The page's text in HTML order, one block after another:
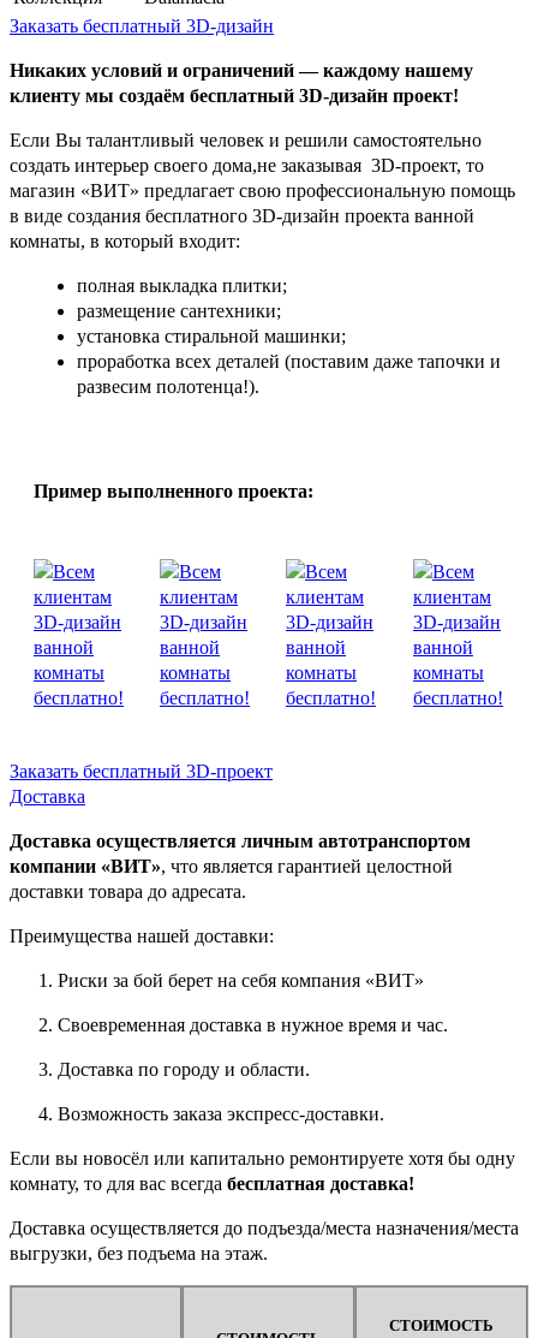
Заказать бесплатный 3D-дизайн
Никаких условий и ограничений — каждому нашему
клиенту мы создаём бесплатный 3D-дизайн проект!
Если Вы талантливый человек и решили самостоятельно
создать интерьер своего дома,не заказывая 3D-проект, то
магазин «ВИТ» предлагает свою профессиональную помощь
в виде создания бесплатного 3D-дизайн проекта ванной
комнаты, в который входит:
полная выкладка плитки;
размещение сантехники;
установка стиральной машинки;
проработка всех деталей (поставим даже тапочки и
развесим полотенца!).
Пример выполненного проекта:
Заказать бесплатный 3D-проект
Доставка
Доставка осуществляется личным автотранспортом
компании «ВИТ», что является гарантией целостной
доставки товара до адресата.
Преимущества нашей доставки:
Риски за бой берет на себя компания «ВИТ»
Своевременная доставка в нужное время и час.
Доставка по городу и области.
Возможность заказа экспресс-доставки.
Если вы новосёл или капитально ремонтируете хотя бы одну
комнату, то для вас всегда бесплатная доставка!
Доставка осуществляется до подъезда/места назначения/места
выгрузки, без подъема на этаж.
СТОИМОСТЬ